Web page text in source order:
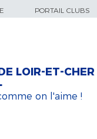
PORTAIL CLUBS
LOIR-ET-CHER
on l'aime !